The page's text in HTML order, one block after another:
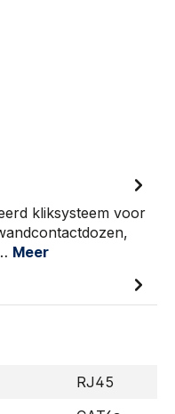
kliksysteem voor
Meer
RJ45